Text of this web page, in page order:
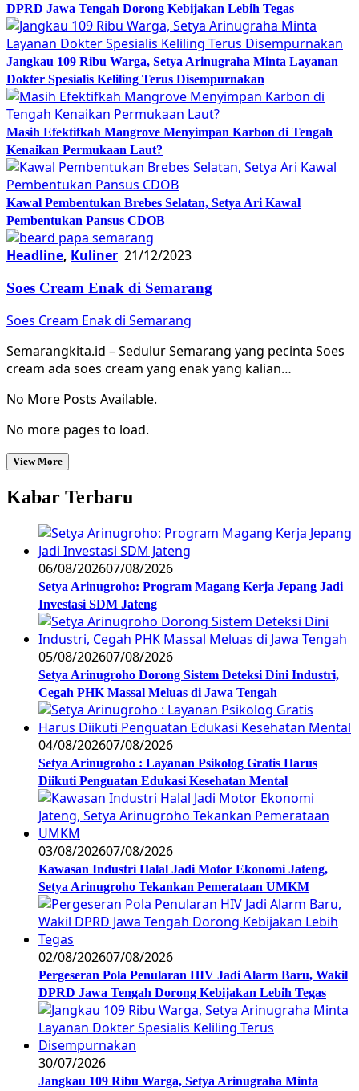
DPRD Jawa Tengah Dorong Kebijakan Lebih Tegas
Jangkau 109 Ribu Warga, Setya Arinugraha Minta Layanan
Dokter Spesialis Keliling Terus Disempurnakan
Masih Efektifkah Mangrove Menyimpan Karbon di Tengah
Kenaikan Permukaan Laut?
Kawal Pembentukan Brebes Selatan, Setya Ari Kawal
Pembentukan Pansus CDOB
Headline, Kuliner 21/12/2023
Soes Cream Enak di Semarang
Soes Cream Enak di Semarang
Semarangkita.id – Sedulur Semarang yang pecinta Soes
cream ada soes cream yang enak yang kalian…
No More Posts Available.
No more pages to load.
View More
Kabar Terbaru
06/08/202607/08/2026
Setya Arinugroho: Program Magang Kerja Jepang Jadi
Investasi SDM Jateng
05/08/202607/08/2026
Setya Arinugroho Dorong Sistem Deteksi Dini Industri,
Cegah PHK Massal Meluas di Jawa Tengah
04/08/202607/08/2026
Setya Arinugroho : Layanan Psikolog Gratis Harus
Diikuti Penguatan Edukasi Kesehatan Mental
03/08/202607/08/2026
Kawasan Industri Halal Jadi Motor Ekonomi Jateng,
Setya Arinugroho Tekankan Pemerataan UMKM
02/08/202607/08/2026
Pergeseran Pola Penularan HIV Jadi Alarm Baru, Wakil
DPRD Jawa Tengah Dorong Kebijakan Lebih Tegas
30/07/2026
Jangkau 109 Ribu Warga, Setya Arinugraha Minta